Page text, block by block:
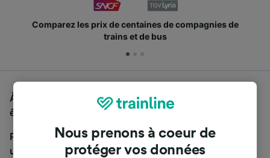
Comparez les prix de centaines de compagnies de
trains et de bus
À la recherche d'un bus de Paris à Amsterdam, vous
êtes au bon endroit.
Pour trouver des billets de bus, lancez simplement
une recherche ci-dessus. Nous comparons les temps
Nous prenons à coeur de
protéger vos données